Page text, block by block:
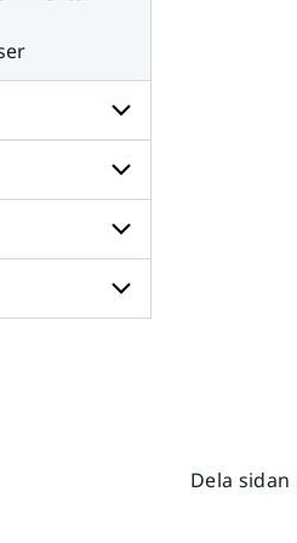
Undersidor
för
Radar
och
satellit
Undersidor
för
Väder
till
havs
Undersidor
för
Dela sidan